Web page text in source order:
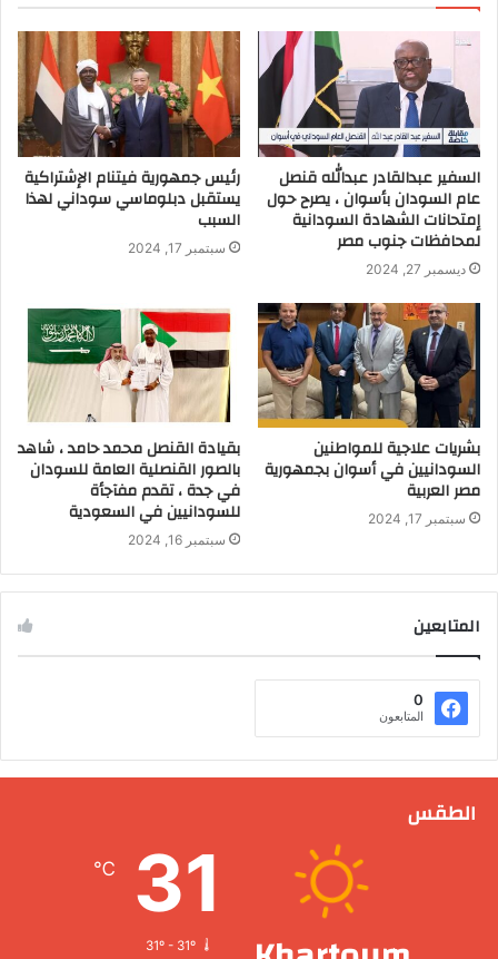
السفير عبدالقادر عبدالله قنصل
عام السودان بأسوان ، يصرح حول
إمتحانات الشهادة السودانية
لمحافظات جنوب مصر
ديسمبر 27, 2024
رئيس جمهورية فيتنام الإشتراكية
يستقبل دبلوماسي سوداني لهذا
السبب
سبتمبر 17, 2024
بشريات علاجية للمواطنين
السودانيين في أسوان بجمهورية
مصر العربية
سبتمبر 17, 2024
بقيادة القنصل محمد حامد ، شاهد
بالصور القنصلية العامة للسودان
في جدة ، تقدم مفآجأة
للسودانيين في السعودية
سبتمبر 16, 2024
المتابعين
0
المتابعون
الطقس
31
℃
31º - 31º